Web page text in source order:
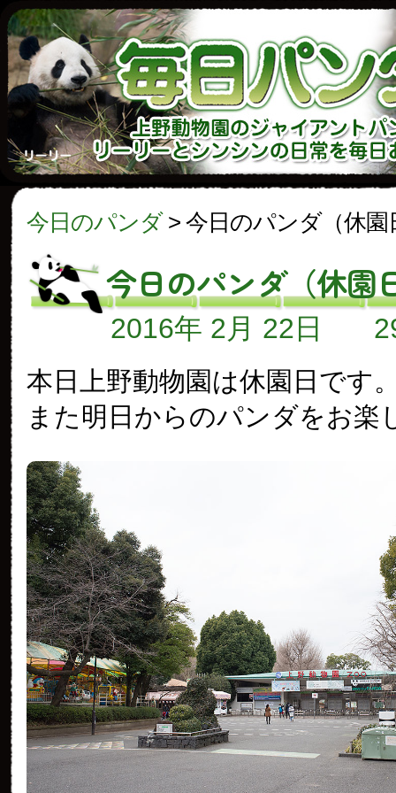
今日のパンダ> 今日のパンダ（休園
今日のパンダ（休園
2016年 2月 22日
本日上野動物園は休園日です
また明日からのパンダをお楽